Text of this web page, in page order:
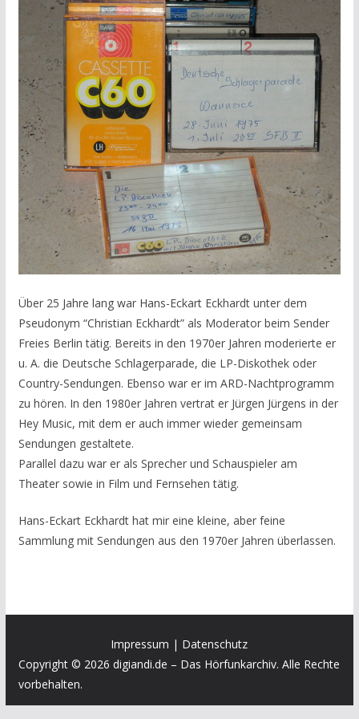
Über 25 Jahre lang war Hans-Eckart Eckhardt unter dem
Pseudonym “Christian Eckhardt” als Moderator beim Sender
Freies Berlin tätig. Bereits in den 1970er Jahren moderierte er
u. A. die Deutsche Schlagerparade, die LP-Diskothek oder
Country-Sendungen. Ebenso war er im ARD-Nachtprogramm
zu hören. In den 1980er Jahren vertrat er Jürgen Jürgens in der
Hey Music, mit dem er auch immer wieder gemeinsam
Sendungen gestaltete.
Parallel dazu war er als Sprecher und Schauspieler am
Theater sowie in Film und Fernsehen tätig.
Hans-Eckart Eckhardt hat mir eine kleine, aber feine
Sammlung mit Sendungen aus den 1970er Jahren überlassen.
Impressum | Datenschutz
Copyright © 2026 digiandi.de – Das Hörfunkarchiv. Alle Rechte
vorbehalten.